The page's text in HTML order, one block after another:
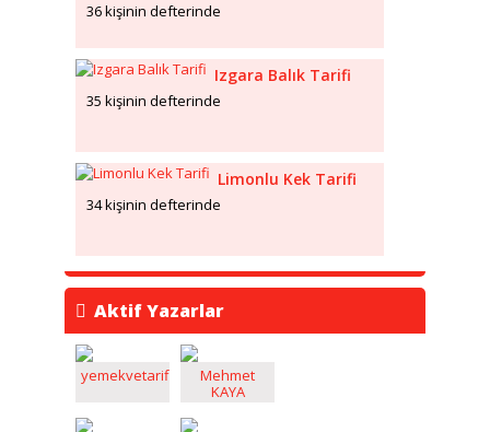
36 kişinin defterinde
Izgara Balık Tarifi
35 kişinin defterinde
Limonlu Kek Tarifi
34 kişinin defterinde
Aktif Yazarlar
yemekvetarifleri
Mehmet
KAYA